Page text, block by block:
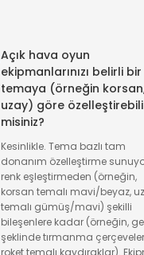
Açık hava oyun
ekipmanlarınızı belirli bir
temaya (örneğin
uzay) göre
misiniz?
Kesinlikle. Tema bazlı tam
donanım özelleştirme
renk eşleştirmeden (örneğin,
korsan temalı mavi/beyaz,
temalı gümüş/mavi) şekilli
bileşenlere kadar (örneğin,
şeklinde tırmanma